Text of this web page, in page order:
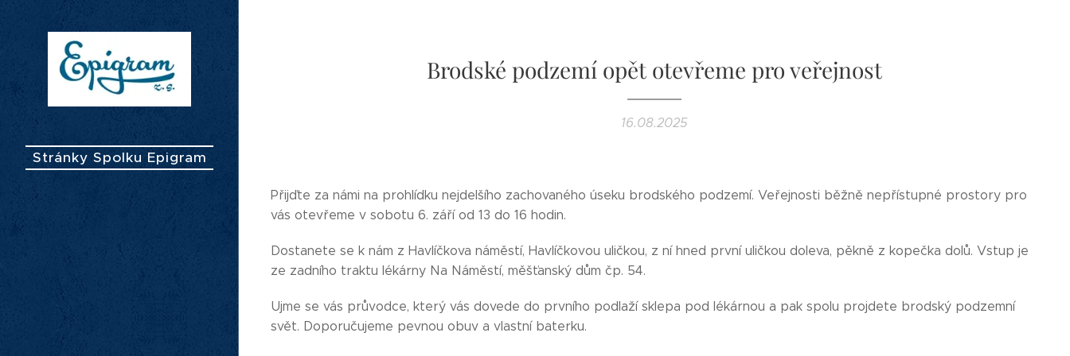
Stránky Spolku Epigram
Brodské podzemí opět otevřeme pro veřejnost
16.08.2025
Přijďte za námi na prohlídku nejdelšího zachovaného úseku brodského podzemí. Veřejnosti běžně nepřístupné prostory pro
vás otevřeme v sobotu 6. září od 13 do 16 hodin.
Dostanete se k nám z Havlíčkova náměstí, Havlíčkovou uličkou, z ní hned první uličkou doleva, pěkně z kopečka dolů. Vstup je
ze zadního traktu lékárny Na Náměstí, měšťanský dům čp. 54.
Ujme se vás průvodce, který vás dovede do prvního podlaží sklepa pod lékárnou a pak spolu projdete brodský podzemní
svět. Doporučujeme pevnou obuv a vlastní baterku.